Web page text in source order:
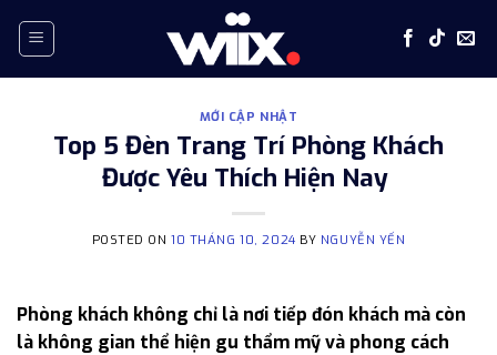
MỚI CẬP NHẬT
Top 5 Đèn Trang Trí Phòng Khách
Được Yêu Thích Hiện Nay
POSTED ON10 THÁNG 10, 2024 BY NGUYỄN YẾN
Phòng khách không chỉ là nơi tiếp đón khách mà còn
là không gian thể hiện gu thẩm mỹ và phong cách